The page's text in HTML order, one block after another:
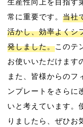
生産性向上を目指す
常に重要です。 当社
活かし、効率よくシ
発しました。このテ
お使いいただけます
また、皆様からのフ
ンプレートをさらに
いと考えています。
りましたら、ぜひお